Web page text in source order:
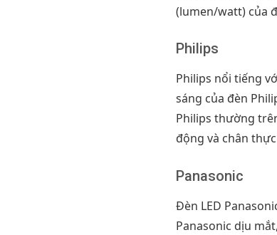
(lumen/watt) của
Philips
Philips nổi tiếng
sáng của đèn
Philips thường
động và chân
Panasonic
Đèn LED
Panasonic dịu